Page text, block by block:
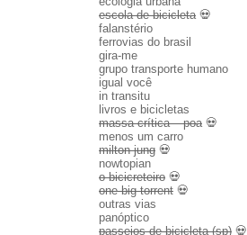
escola de bicicleta💀
falanstério
ferrovias do brasil
gira-me
grupo transporte humano
igual você
in transitu
livros e bicicletas
massa crítica – poa💀
menos um carro
milton jung 💀
nowtopian
o bicicreteiro 💀
one big torrent 💀
outras vias
panóptico
passeios de bicicleta (sp) 💀